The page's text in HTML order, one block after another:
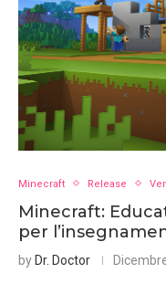
Minecraft Release
Minecraft:
per
by Dr. Doctor